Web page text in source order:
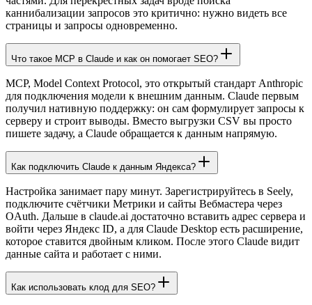
каннибализации запросов это критично: нужно видеть все
страницы и запросы одновременно.
Что такое MCP в Claude и как он помогает SEO?
MCP, Model Context Protocol, это открытый стандарт Anthropic
для подключения модели к внешним данным. Claude первым
получил нативную поддержку: он сам формулирует запросы к
серверу и строит выводы. Вместо выгрузки CSV вы просто
пишете задачу, а Claude обращается к данным напрямую.
Как подключить Claude к данным Яндекса?
Настройка занимает пару минут. Зарегистрируйтесь в Seely,
подключите счётчики Метрики и сайты Вебмастера через
OAuth. Дальше в claude.ai достаточно вставить адрес сервера и
войти через Яндекс ID, а для Claude Desktop есть расширение,
которое ставится двойным кликом. После этого Claude видит
данные сайта и работает с ними.
Как использовать клод для SEO?